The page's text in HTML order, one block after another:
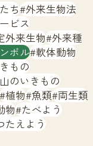
大
ーとは
ち 外来生物法
ビス
外来生物 外来種
ボル 軟体動物
もの
山のいきもの
植物 魚類 両生類
物 たべよう
たえよう